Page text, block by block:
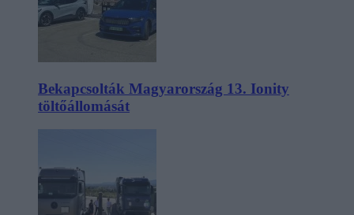
Bekapcsolták Magyarország 13. Ionity
töltőállomását